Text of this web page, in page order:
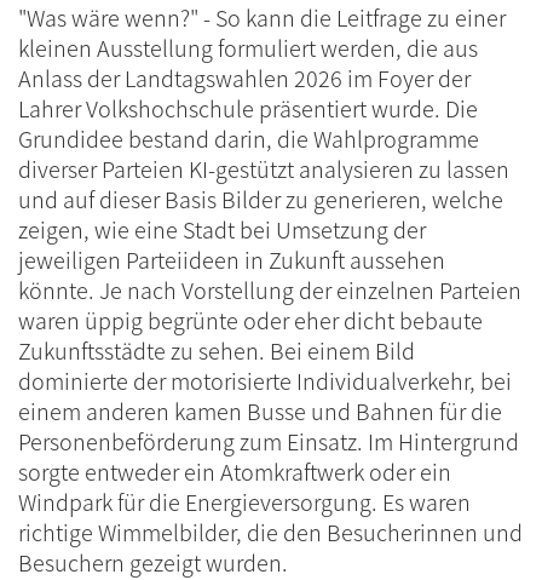
"Was wäre wenn?" - So kann die Leitfrage zu einer
kleinen Ausstellung formuliert werden, die aus
Anlass der Landtagswahlen 2026 im Foyer der
Lahrer Volkshochschule präsentiert wurde. Die
Grundidee bestand darin, die Wahlprogramme
diverser Parteien KI-gestützt analysieren zu lassen
und auf dieser Basis Bilder zu generieren, welche
zeigen, wie eine Stadt bei Umsetzung der
jeweiligen Parteiideen in Zukunft aussehen
könnte. Je nach Vorstellung der einzelnen Parteien
waren üppig begrünte oder eher dicht bebaute
Zukunftsstädte zu sehen. Bei einem Bild
dominierte der motorisierte Individualverkehr, bei
einem anderen kamen Busse und Bahnen für die
Personenbeförderung zum Einsatz. Im Hintergrund
sorgte entweder ein Atomkraftwerk oder ein
Windpark für die Energieversorgung. Es waren
richtige Wimmelbilder, die den Besucherinnen und
Besuchern gezeigt wurden.